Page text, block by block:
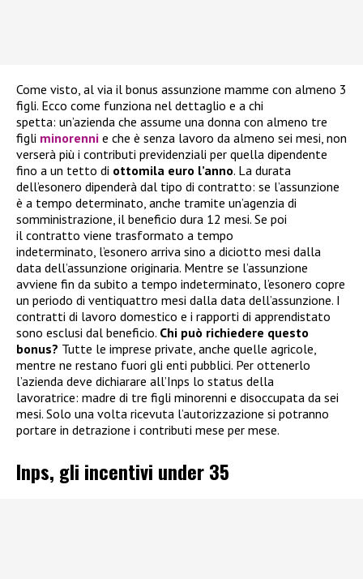
Come visto, al via il bonus assunzione mamme con almeno 3
figli. Ecco come funziona nel dettaglio e a chi
spetta: un’azienda che assume una donna con almeno tre
figli minorenni e che è senza lavoro da almeno sei mesi, non
verserà più i contributi previdenziali per quella dipendente
fino a un tetto di ottomila euro l’anno. La durata
dell’esonero dipenderà dal tipo di contratto: se l’assunzione
è a tempo determinato, anche tramite un’agenzia di
somministrazione, il beneficio dura 12 mesi. Se poi
il contratto viene trasformato a tempo
indeterminato, l’esonero arriva sino a diciotto mesi dalla
data dell’assunzione originaria. Mentre se l’assunzione
avviene fin da subito a tempo indeterminato, l’esonero copre
un periodo di ventiquattro mesi dalla data dell’assunzione. I
contratti di lavoro domestico e i rapporti di apprendistato
sono esclusi dal beneficio. Chi può richiedere questo
bonus? Tutte le imprese private, anche quelle agricole,
mentre ne restano fuori gli enti pubblici. Per ottenerlo
l’azienda deve dichiarare all’Inps lo status della
lavoratrice: madre di tre figli minorenni e disoccupata da sei
mesi. Solo una volta ricevuta l’autorizzazione si potranno
portare in detrazione i contributi mese per mese.
Inps, gli incentivi under 35